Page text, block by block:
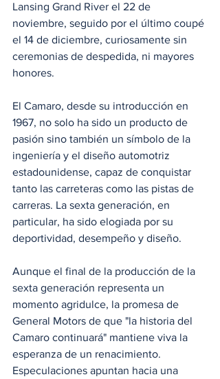
Lansing Grand River el 22 de
noviembre, seguido por el último coupé
el 14 de diciembre, curiosamente sin
ceremonias de despedida, ni mayores
honores.
El Camaro, desde su introducción en
1967, no solo ha sido un producto de
pasión sino también un símbolo de la
ingeniería y el diseño automotriz
estadounidense, capaz de conquistar
tanto las carreteras como las pistas de
carreras. La sexta generación, en
particular, ha sido elogiada por su
deportividad, desempeño y diseño.
Aunque el final de la producción de la
sexta generación representa un
momento agridulce, la promesa de
General Motors de que "la historia del
Camaro continuará" mantiene viva la
esperanza de un renacimiento.
Especulaciones apuntan hacia una